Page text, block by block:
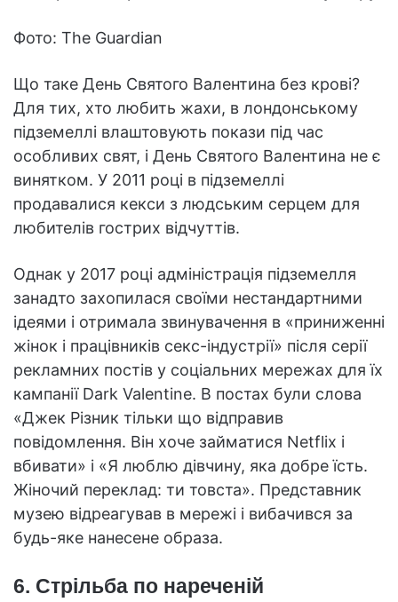
Фото: The Guardian
Що таке День Святого Валентина без крові?
Для тих, хто любить жахи, в лондонському
підземеллі влаштовують покази під час
особливих свят, і День Святого Валентина не є
винятком. У 2011 році в підземеллі
продавалися кекси з людським серцем для
любителів гострих відчуттів.
Однак у 2017 році адміністрація підземелля
занадто захопилася своїми нестандартними
ідеями і отримала звинувачення в «приниженні
жінок і працівників секс-індустрії» після серії
рекламних постів у соціальних мережах для їх
кампанії Dark Valentine. В постах були слова
«Джек Різник тільки що відправив
повідомлення. Він хоче займатися Netflix і
вбивати» і «Я люблю дівчину, яка добре їсть.
Жіночий переклад: ти товста». Представник
музею відреагував в мережі і вибачився за
будь-яке нанесене образа.
6. Стрільба по нареченій